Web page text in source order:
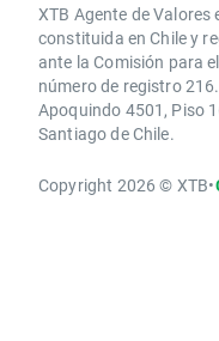
XTB Agente de
constituida en Chile y
ante la Comisión para
número de registro
Apoquindo 4501, Piso
Santiago de Chile.
Copyright 2026 © XTB•